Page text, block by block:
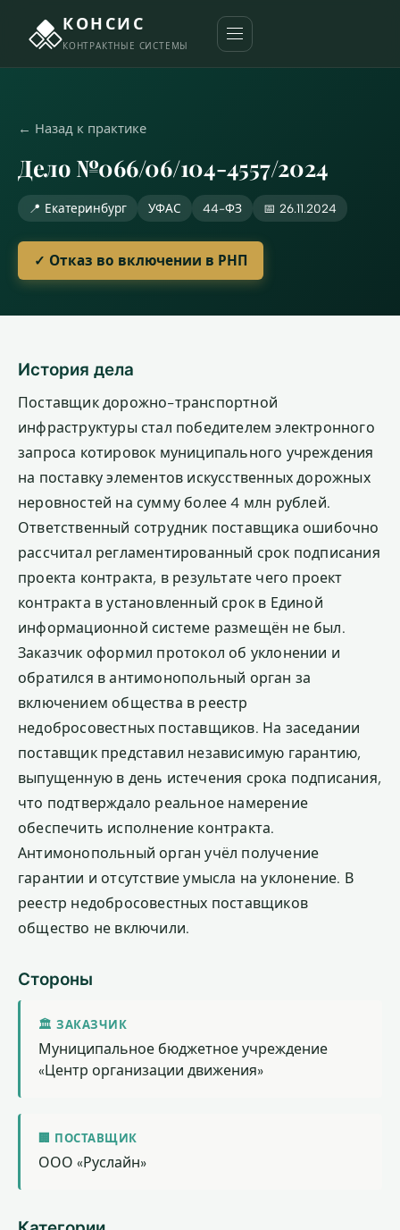
КОНСИС
КОНТРАКТНЫЕ СИСТЕМЫ
← Назад к практике
Дело №066/06/104-4557/2024
📍 Екатеринбург УФАС 44-ФЗ 📅 26.11.2024
✓ Отказ во включении в РНП
История дела
Поставщик дорожно-транспортной
инфраструктуры стал победителем электронного
запроса котировок муниципального учреждения
на поставку элементов искусственных дорожных
неровностей на сумму более 4 млн рублей.
Ответственный сотрудник поставщика ошибочно
рассчитал регламентированный срок подписания
проекта контракта, в результате чего проект
контракта в установленный срок в Единой
информационной системе размещён не был.
Заказчик оформил протокол об уклонении и
обратился в антимонопольный орган за
включением общества в реестр
недобросовестных поставщиков. На заседании
поставщик представил независимую гарантию,
выпущенную в день истечения срока подписания,
что подтверждало реальное намерение
обеспечить исполнение контракта.
Антимонопольный орган учёл получение
гарантии и отсутствие умысла на уклонение. В
реестр недобросовестных поставщиков
общество не включили.
Стороны
🏛 ЗАКАЗЧИК
Муниципальное бюджетное учреждение
«Центр организации движения»
🏢 ПОСТАВЩИК
ООО «Руслайн»